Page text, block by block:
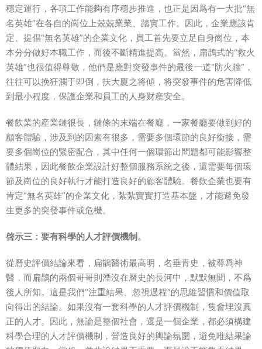
穩定運行，各項工作能夠有序穩步推進，也正是因爲有一大批“無
名英雄”在各自的崗位上兢兢業業、踏實工作。因此，企業應該肯
定、提倡“無名英雄”的企業文化，員工首先要立足自身崗位，本
本分分做好本職工作，而後不斷精進提高。當然，扁鵲式的“救火
英雄”也很值得尊敬，他們是應對突發事件的最後一道“防火牆”，
往往可以挽狂瀾于即倒，扶大廈之将傾，将突發事件的危害降低
到最小程度，保護企業和員工的人身财産安全。
餐飲業的産業鏈很長，鏈條的末端在餐廳，一家餐廳要做到好的
顧客體驗，涉及到的因素有很多，需要多個環節的良好銜接，需
要多個崗位的緊密配合，其中任何一個環節出問題都可能影響整
體結果，因此餐飲企業設計好整個服務系統之後，還需要每個環
節及崗位的良好執行才能打造良好的顧客體驗。餐飲企業也要有
肯定“無名英雄”的企業文化，紮紮實實打造基本盤，才能避免發
生更多的突發事件或危機。
啓示三：要有科學的人才評價機制。
從曆史評價結論來看，扁鵲醫術最高明，名垂青史，被尊爲神
醫，而扁鵲的兩個哥哥則湮沒在曆史的長河中，默默無聞，不爲
後人所知。這是我們“注重結果、忽視過程”的思維習慣和價值取
向得出的結論。如果沒有一套科學的人才評價機制，隻會埋沒真
正的人才。因此，無論是整個社會，還是一個企業，都必須構建
科學合理的人才評價機制，營造良好的輿論氛圍，避免唯結果論